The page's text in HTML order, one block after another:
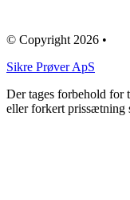
© Copyright 2026 •
​Sikre Prøver ApS
Der tages forbehold for
eller forkert prissætning